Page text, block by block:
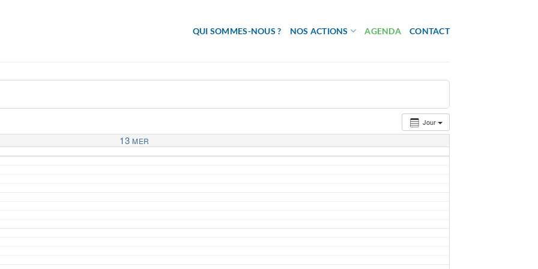
QUI SOMMES-NOUS ? NOS ACTIONS AGENDA CONTACT
Jour
13 MER